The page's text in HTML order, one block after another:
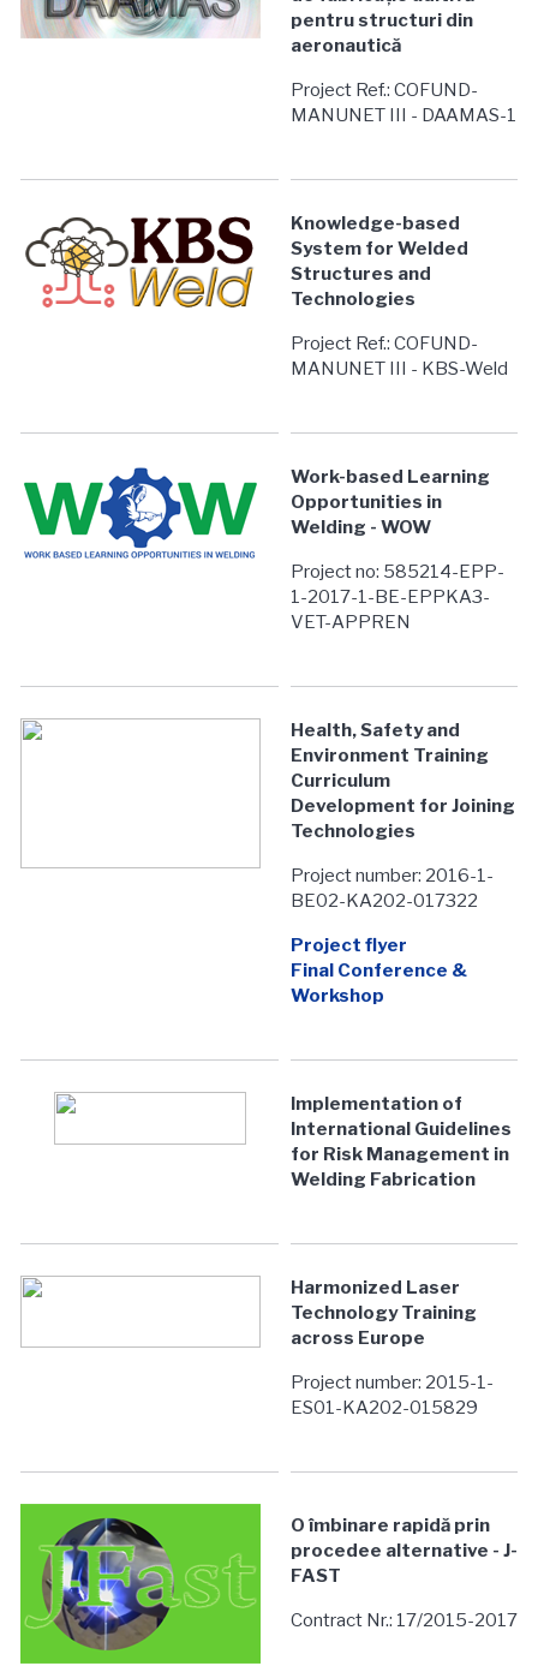
pentru structuri din
aeronautică
Project Ref.: COFUND-
MANUNET III - DAAMAS-1
Knowledge-based
System for Welded
Structures and
Technologies
Project Ref.: COFUND-
MANUNET III - KBS-Weld
Work-based Learning
Opportunities in
Welding - WOW
Project no: 585214-EPP-
1-2017-1-BE-EPPKA3-
VET-APPREN
Health, Safety and
Environment Training
Curriculum
Development for Joining
Technologies
Project number: 2016-1-
BE02-KA202-017322
Project flyer
Final Conference &
Workshop
Implementation of
International Guidelines
for Risk Management in
Welding Fabrication
Harmonized Laser
Technology Training
across Europe
Project number: 2015-1-
ES01-KA202-015829
O îmbinare rapidă prin
procedee alternative - J-
FAST
Contract Nr.: 17/2015-2017